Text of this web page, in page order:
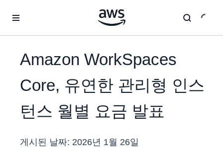
Amazon WorkSpaces
Core, 유연한 관리형 인스
턴스 월별 요금 발표
게시된 날짜: 2026년 1월 26일